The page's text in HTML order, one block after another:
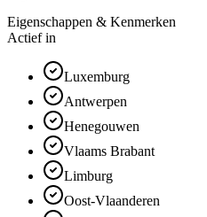
Eigenschappen & Kenmerken
Actief in
Luxemburg
Antwerpen
Henegouwen
Vlaams Brabant
Limburg
Oost-Vlaanderen